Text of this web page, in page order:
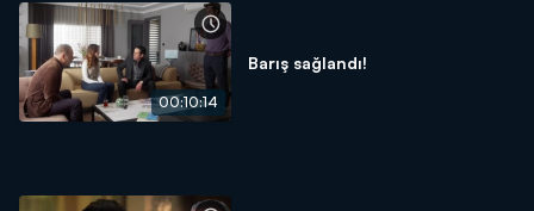
00:10:14
Barış sağlandı!